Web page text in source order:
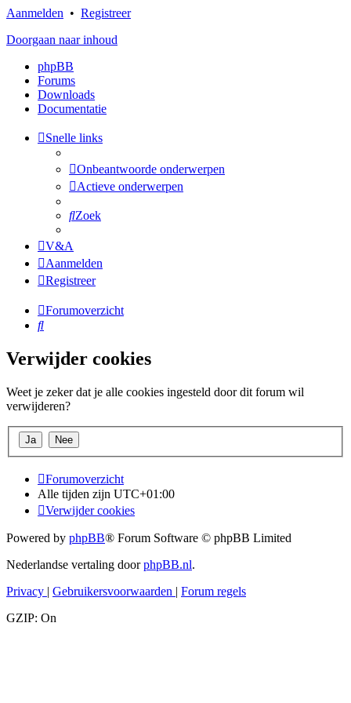
Aanmelden • Registreer
Doorgaan naar inhoud
phpBB
Forums
Downloads
Documentatie
Snelle links
Onbeantwoorde onderwerpen
Actieve onderwerpen
Zoek
V&A
Aanmelden
Registreer
Forumoverzicht
Zoek
Verwijder cookies
Weet je zeker dat je alle cookies ingesteld door dit forum wil
verwijderen?
Forumoverzicht
Alle tijden zijn UTC+01:00
Verwijder cookies
Powered by phpBB® Forum Software © phpBB Limited
Nederlandse vertaling doorphpBB.nl.
Privacy | Gebruikersvoorwaarden | Forum regels
GZIP: On